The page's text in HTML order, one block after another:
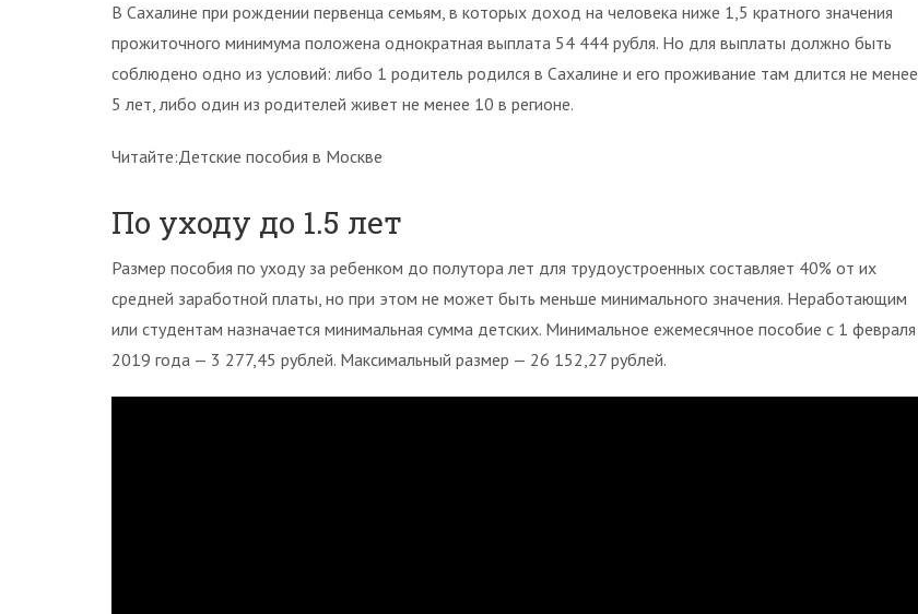
В Сахалине при рождении первенца семьям, в которых доход на человека ниже 1,5 кратного значения
прожиточного минимума положена однократная выплата 54 444 рубля. Но для выплаты должно быть
соблюдено одно из условий: либо 1 родитель родился в Сахалине и его проживание там длится не менее
5 лет, либо один из родителей живет не менее 10 в регионе.
Читайте:Детские пособия в Москве
По уходу до 1.5 лет
Размер пособия по уходу за ребенком до полутора лет для трудоустроенных составляет 40% от их
средней заработной платы, но при этом не может быть меньше минимального значения. Неработающим
или студентам назначается минимальная сумма детских. Минимальное ежемесячное пособие с 1 февраля
2019 года — 3 277,45 рублей. Максимальный размер — 26 152,27 рублей.